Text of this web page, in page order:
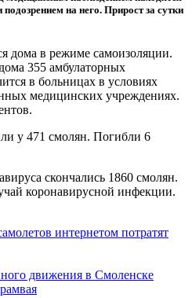
на него. Прирост за сутки
дома в режиме самоизоляции.
355 амбулаторных
в больницах в условиях
медицинских учреждениях.
у 471 смолян. Погибли 6
скончались 1860 смолян.
коронавирусной инфекции.
интернетом потратят
движения в Смоленске